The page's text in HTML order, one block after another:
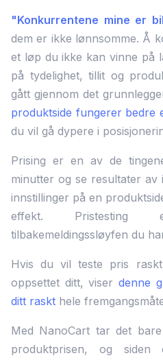
"Konkurrentene mine er
dem er ikke lønnsomme. Å
et løp du ikke kan vinne på
på tydelighet, tillit og
gått gjennom det
produktside fungerer bedre
du vil gå dypere i
Prising er en av de
minutter og se resultater av
innstillinger på en
effekt.
tilbakemeldingssløyfen du
Hvis du vil teste pris
oppsettet ditt, viser denne
ditt raskt hele
Med NanoCart tar det
produktprisen, og siden